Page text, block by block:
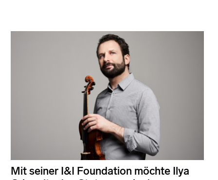
Mit seiner I&I Foundation möchte Ilya